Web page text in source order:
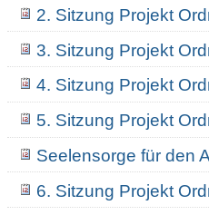
2. Sitzung Projekt
3. Sitzung Projekt
4. Sitzung Projekt
5. Sitzung Projekt
Seelensorge für den
6. Sitzung Projekt